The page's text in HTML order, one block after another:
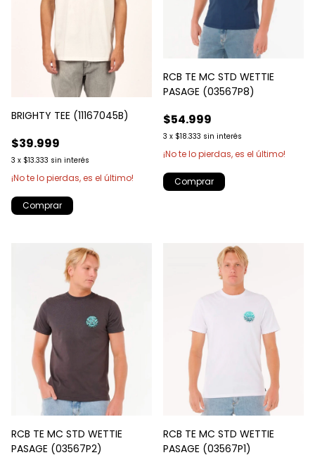
BRIGHTY TEE (11167045B)
$39.999
3 x $13.333 sin interés
¡No te lo pierdas, es el último!
Comprar
RCB TE MC STD WETTIE
PASAGE (03567P8)
$54.999
3 x $18.333 sin interés
¡No te lo pierdas, es el último!
Comprar
RCB TE MC STD WETTIE
PASAGE (03567P2)
RCB TE MC STD WETTIE
PASAGE (03567P1)